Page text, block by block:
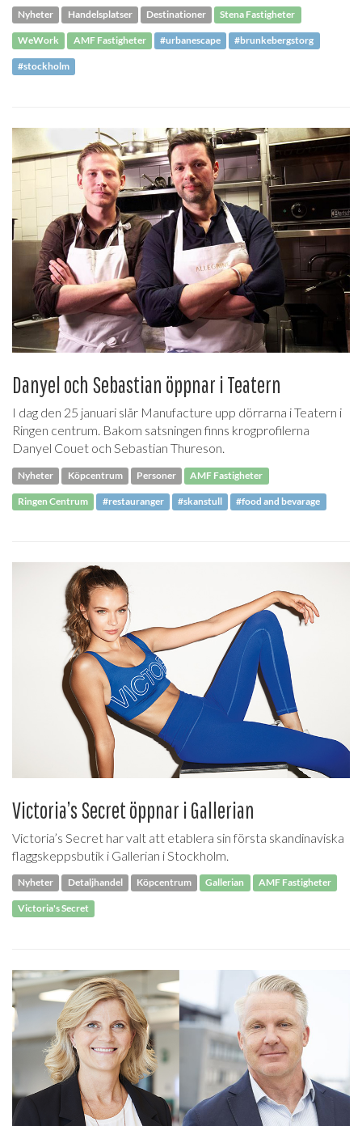
Nyheter Handelsplatser Destinationer Stena Fastigheter
WeWork AMF Fastigheter #urbanescape #brunkebergstorg
#stockholm
Danyel och Sebastian öppnar i Teatern
I dag den 25 januari slår Manufacture upp dörrarna i Teatern i
Ringen centrum. Bakom satsningen finns krogprofilerna
Danyel Couet och Sebastian Thureson.
Nyheter Köpcentrum Personer AMF Fastigheter
Ringen Centrum #restauranger #skanstull #food and bevarage
Victoria’s Secret öppnar i Gallerian
Victoria’s Secret har valt att etablera sin första skandinaviska
flaggskeppsbutik i Gallerian i Stockholm.
Nyheter Detaljhandel Köpcentrum Gallerian AMF Fastigheter
Victoria's Secret